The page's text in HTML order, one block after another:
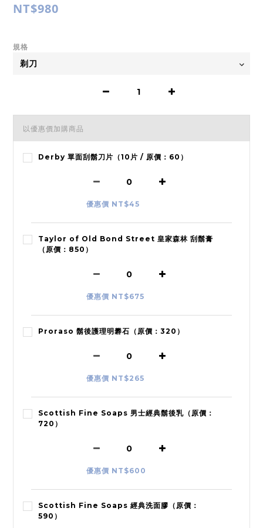
NT$980
規格
以優惠價加購商品
Derby 單面刮鬍刀片（10片 / 原價：60）
優惠價 NT$45
Taylor of Old Bond Street 皇家森林 刮鬍膏
（原價：850）
優惠價 NT$675
Proraso 鬍後護理明礬石（原價：320）
優惠價 NT$265
Scottish Fine Soaps 男士經典鬍後乳（原價：
720）
優惠價 NT$600
Scottish Fine Soaps 經典洗面膠（原價：
590）